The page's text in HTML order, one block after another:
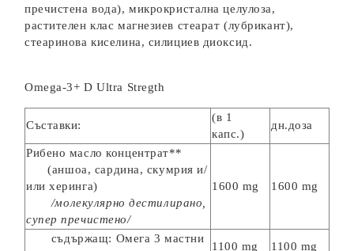
пречистена вода), микрокристална целулоза,
растителен клас магнезиев стеарат (лубрикант),
стеаринова киселина, силициев диоксид.
Omega-3+ D Ultra Stregth
Съставки:
(в 1
капс.)
дн.доза
Рибено масло концентрат**
(аншоа, сардина, скумрия и/
или херинга)
/молекулярно дестилирано,
супер пречистено/
1600 mg 1600 mg
съдържащ: Омега 3 мастни
1100 mg 1100 mg